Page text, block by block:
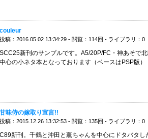
couleur
投稿：2016.05.02 13:34:29 - 閲覧：114回 - ライブラリ：0
SCC25新刊のサンプルです。A5/20P/FC・神あそで
中心の小ネタ本となっております（ベースはPSP版）
甘味侍の嫁取り宣言!!
投稿：2015.12.26 13:32:53 - 閲覧：135回 - ライブラリ：0
C89新刊。千鶴と沖田と薫ちゃんを中心にドタバタし